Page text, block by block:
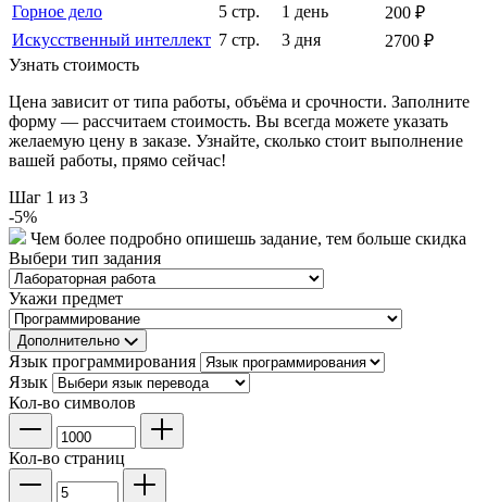
Горное дело
5 стр. 1 день
200 ₽
Искусственный интеллект 7 стр. 3 дня
2700 ₽
Узнать стоимость
Цена зависит от типа работы, объёма и срочности. Заполните
форму — рассчитаем стоимость. Вы всегда можете указать
желаемую цену в заказе. Узнайте, сколько стоит выполнение
вашей работы, прямо сейчас!
Шаг 1 из 3
-5%
Чем более подробно опишешь задание, тем больше скидка
Выбери тип задания
Укажи предмет
Дополнительно
Язык программирования
Язык
Кол-во символов
Кол-во страниц